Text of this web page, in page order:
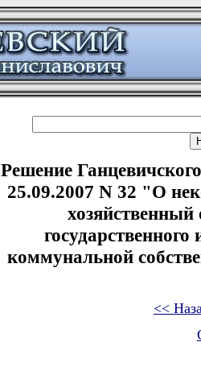
Решение
25.09.2007 N 32 "О
хозяйственный
коммунальной
<<